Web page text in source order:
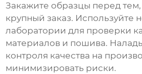
Закажите образцы перед тем,
крупный заказ. Используйте
лаборатории для проверки
материалов и пошива.
контроля качества на
минимизировать риски.